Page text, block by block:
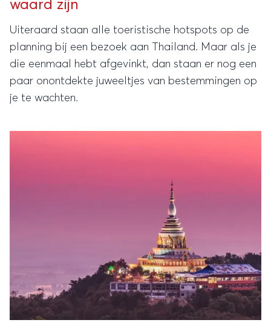
waard zijn
Uiteraard staan alle toeristische hotspots op de
planning bij een bezoek aan Thailand. Maar als je
die eenmaal hebt afgevinkt, dan staan er nog een
paar onontdekte juweeltjes van bestemmingen op
je te wachten.